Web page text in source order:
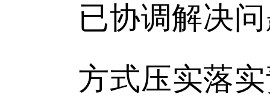
已协调解决
方式压实落